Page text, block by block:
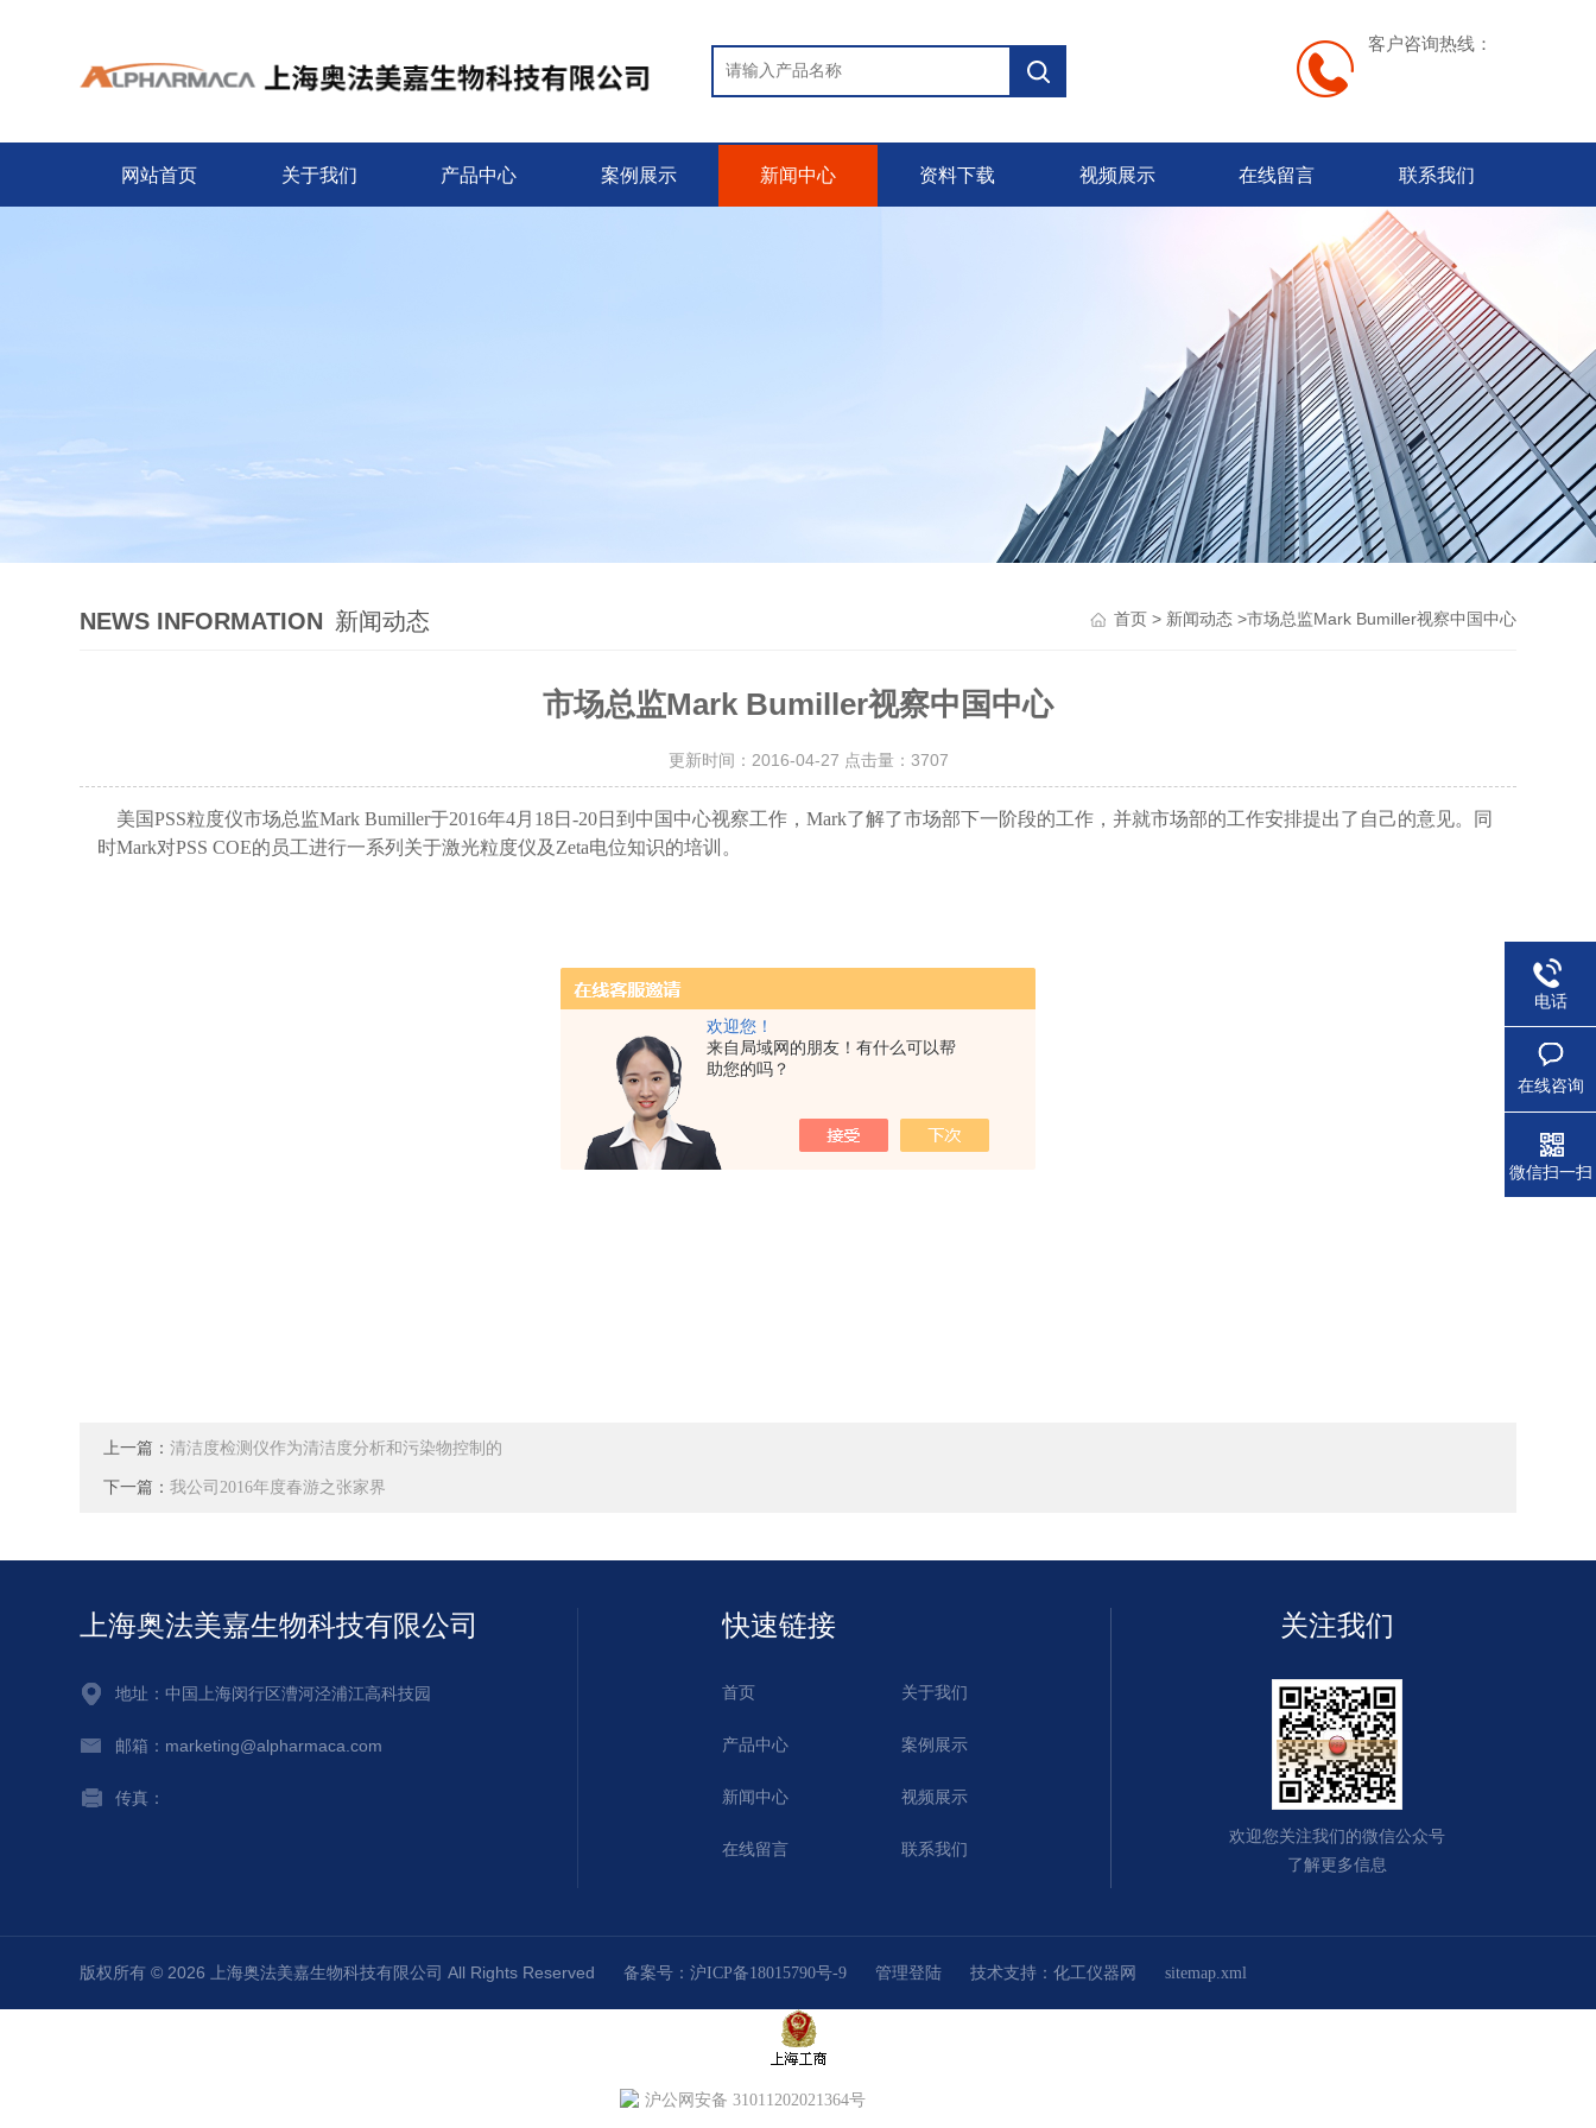
欢迎您！
来自局域网的朋友！有什么可以帮
助您的吗？
客户咨询热线：
网站首页 关于我们 产品中心 案例展示 新闻中心 资料下载 视频展示 在线留言 联系我们
NEWS INFORMATION 新闻动态 首页> 新闻动态>市场总监Mark Bumiller视察中国中心
市场总监Mark Bumiller视察中国中心
更新时间：2016-04-27 点击量： 3707
美国PSS粒度仪市场总监Mark Bumiller于2016年4月18日-20日到中国中心视察工作，Mark了解了市场部下一阶段的工作，并就市场部的工作安排提出了自己的意见。同
时Mark对PSS COE的员工进行一系列关于激光粒度仪及Zeta电位知识的培训。
上一篇：清洁度检测仪作为清洁度分析和污染物控制的
下一篇：我公司2016年度春游之张家界
上海奥法美嘉生物科技有限公司
地址：中国上海闵行区漕河泾浦江高科技园
邮箱：marketing@alpharmaca.com
传真：
快速链接
首页 关于我们
产品中心 案例展示
新闻中心 视频展示
在线留言 联系我们
关注我们
欢迎您关注我们的微信公众号
了解更多信息
版权所有 © 2026 上海奥法美嘉生物科技有限公司 All Rights Reserved备案号：沪ICP备18015790号-9 管理登陆 技术支持：化工仪器网 sitemap.xml
电话
在线咨询
微信扫一扫
沪公网安备 31011202021364号